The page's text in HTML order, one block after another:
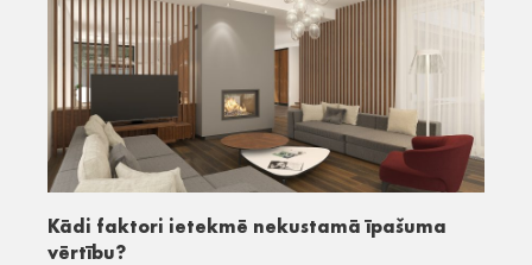
Kādi faktori ietekmē nekustamā īpašuma
vērtību?